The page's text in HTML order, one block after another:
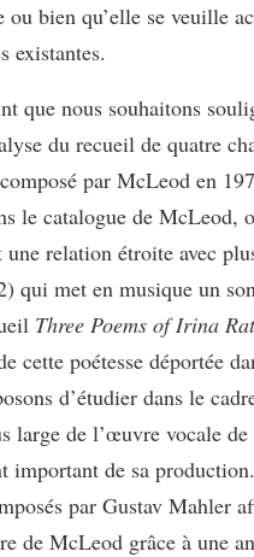
bien qu’elle se veuille
existantes.
que nous souhaitons
du recueil de quatre
par McLeod en
le catalogue de McLeod,
relation étroite avec
qui met en musique un
Three Poems of Irina
cette poétesse déportée
d’étudier dans le
large de l’œuvre vocale
important de sa
par Gustav Mahler
de McLeod grâce à une